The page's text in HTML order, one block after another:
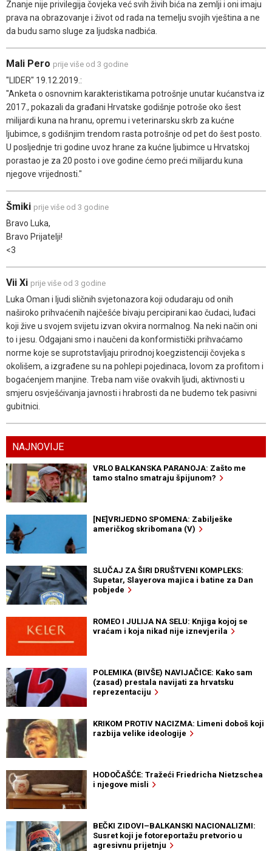
Znanje nije privilegija čovjeka već svih živih bića na zemlji i oni imaju
prava na obrazovanje i život od rada na temelju svojih vještina a ne
da budu samo sluge za ljudska nadbića.
Mali Pero prije više od 3 godine
"LIDER" 19.12.2019.:
"Anketa o osnovnim karakteristikama potrošnje unutar kućanstva iz
2017., pokazali da građani Hrvatske godišnje potroše oko šest
milijardi kuna na hranu, opremu i veterinarsku skrb za kućne
ljubimce, s godišnjim trendom rasta potrošnje od pet do šest posto.
U posljednje tri godine uvoz hrane za kućne ljubimce u Hrvatskoj
porastao je za 20 posto i ove godine ćemo preći milijardu kuna
njegove vrijednosti."
Šmiki prije više od 3 godine
Bravo Luka,
Bravo Prijatelji!
<3
Vii Xi prije više od 3 godine
Luka Oman i ljudi sličnih svjetonazora koji odudaraju od onih
naširoko prihvaćenih najčešće bivaju percipirani kao čudaci, luđaci
koji žive u svojem svijetu izvan okvira normalnog. Na neki način oni
to i jesu. Odgajani smo i naučeni da konformistički prihvaćamo
norme koje se suprotstavljaju prirodnoj koegzistenciji čovjeka s
okolišem, a izgrađene su na pohlepi pojedinaca, lovom za profitom i
bogaćenjem manjine. Treba nam više ovakvih ljudi, aktivnosti u
smjeru osvješćivanja javnosti i hrabrosti da ne budemo tek pasivni
gubitnici.
NAJNOVIJE
VRLO BALKANSKA PARANOJA: Zašto me
tamo stalno smatraju špijunom?
[NE]VRIJEDNO SPOMENA: Zabilješke
američkog skribomana (V)
SLUČAJ ZA ŠIRI DRUŠTVENI KOMPLEKS:
Supetar, Slayerova majica i batine za Dan
pobjede
ROMEO I JULIJA NA SELU: Knjiga kojoj se
vraćam i koja nikad nije iznevjerila
POLEMIKA (BIVŠE) NAVIJAČICE: Kako sam
(zasad) prestala navijati za hrvatsku
reprezentaciju
KRIKOM PROTIV NACIZMA: Limeni doboš koji
razbija velike ideologije
HODOČAŠĆE: Tražeći Friedricha Nietzschea
i njegove misli
BEČKI ZIDOVI–BALKANSKI NACIONALIZMI:
Susret koji je fotoreportažu pretvorio u
agresivnu prijetnju